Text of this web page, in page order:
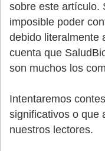
sobre este artículo.
imposible poder
debido literalmente
cuenta que
son muchos los
Intentaremos
significativos o que
nuestros lectores.